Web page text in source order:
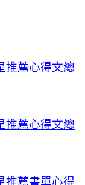
推薦心得文總
推薦心得文總
推薦書單心得